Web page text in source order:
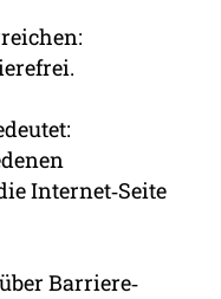
Internet‐Seite
Barriere‐